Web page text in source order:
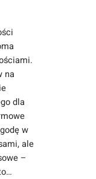
na
dla
w
ale
–